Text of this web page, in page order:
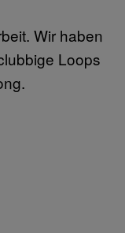
Wir haben
Loops